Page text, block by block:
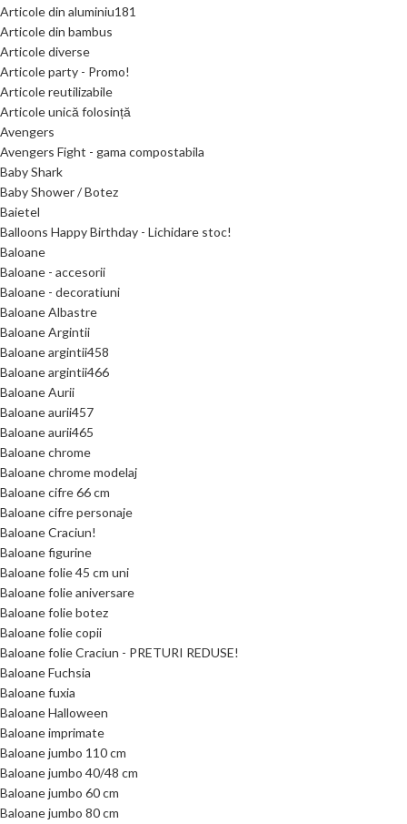
Articole din aluminiu181
Articole din bambus
Articole diverse
Articole party - Promo!
Articole reutilizabile
Articole unică folosință
Avengers
Avengers Fight - gama compostabila
Baby Shark
Baby Shower / Botez
Baietel
Balloons Happy Birthday - Lichidare stoc!
Baloane
Baloane - accesorii
Baloane - decoratiuni
Baloane Albastre
Baloane Argintii
Baloane argintii458
Baloane argintii466
Baloane Aurii
Baloane aurii457
Baloane aurii465
Baloane chrome
Baloane chrome modelaj
Baloane cifre 66 cm
Baloane cifre personaje
Baloane Craciun!
Baloane figurine
Baloane folie 45 cm uni
Baloane folie aniversare
Baloane folie botez
Baloane folie copii
Baloane folie Craciun - PRETURI REDUSE!
Baloane Fuchsia
Baloane fuxia
Baloane Halloween
Baloane imprimate
Baloane jumbo 110 cm
Baloane jumbo 40/48 cm
Baloane jumbo 60 cm
Baloane jumbo 80 cm